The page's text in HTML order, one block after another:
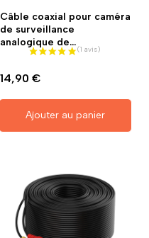
Câble coaxial pour caméra
de surveillance
analogique de...
14,90 €
Ajouter au panier